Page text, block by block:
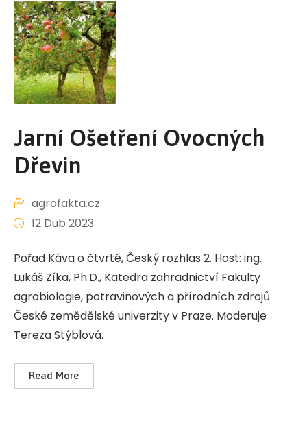
Jarní Ošetření Ovocných
Dřevin
agrofakta.cz
12 Dub 2023
Pořad Káva o čtvrté, Český rozhlas 2. Host: ing.
Lukáš Zíka, Ph.D., Katedra zahradnictví Fakulty
agrobiologie, potravinových a přírodních zdrojů
České zemědělské univerzity v Praze. Moderuje
Tereza Stýblová.
Read More